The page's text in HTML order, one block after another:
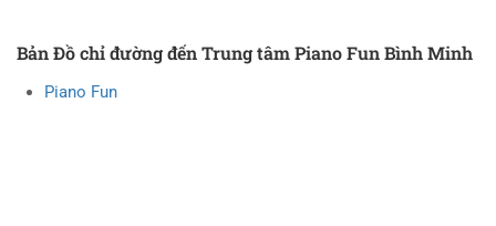
Bản Đồ chỉ đường đến Trung tâm Piano Fun Bình Minh
Piano Fun